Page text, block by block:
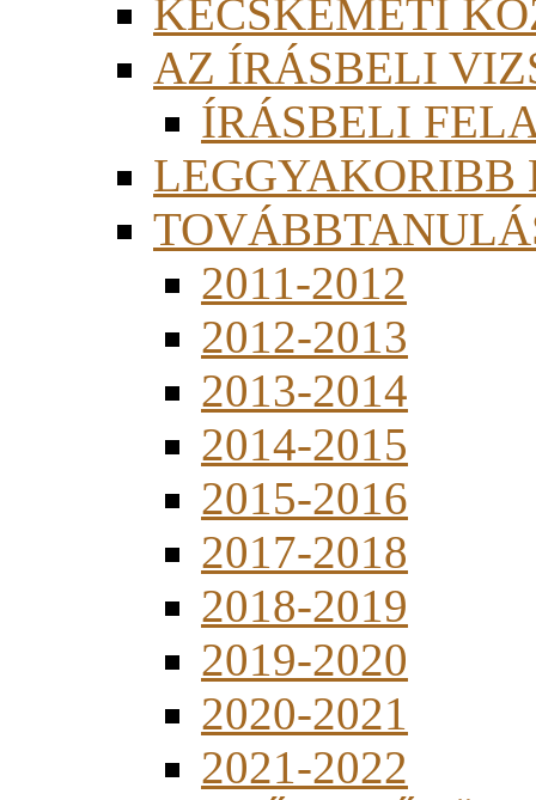
KECSKEMÉTI
AZ ÍRÁSBELI
ÍRÁSBELI
LEGGYAKORIBB
2011-2012
2012-2013
2013-2014
2014-2015
2015-2016
2017-2018
2018-2019
2019-2020
2020-2021
2021-2022